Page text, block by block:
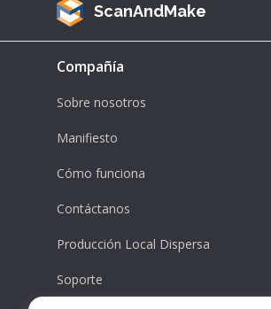
ScanAndMake
Compañía
Sobre nosotros
Manifiesto
Cómo funciona
Contáctanos
Producción Local Dispersa
Soporte